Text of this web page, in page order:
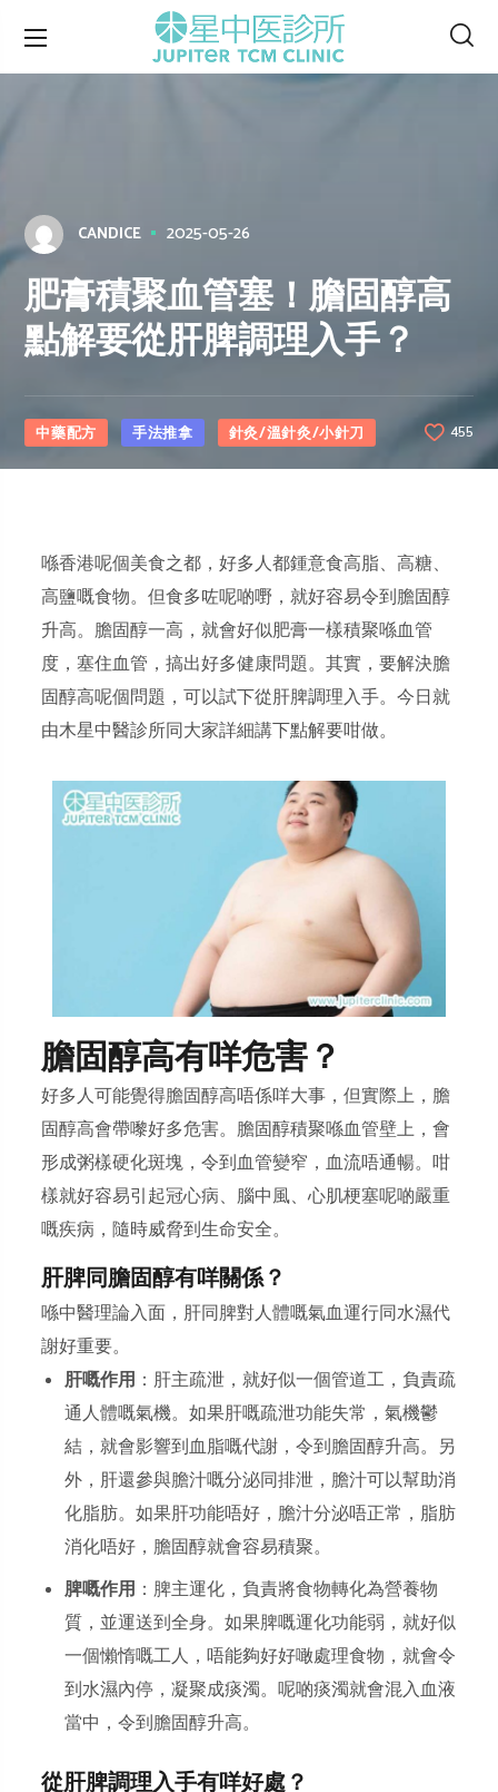
CANDICE 2025-05-26
肥膏積聚血管塞！膽固醇高
點解要從肝脾調理入手？
中藥配方 手法推拿 針灸/溫針灸/小針刀 455
喺香港呢個美食之都，好多人都鍾意食高脂、高糖、
高鹽嘅食物。但食多咗呢啲嘢，就好容易令到膽固醇
升高。膽固醇一高，就會好似肥膏一樣積聚喺血管
度，塞住血管，搞出好多健康問題。其實，要解決膽
固醇高呢個問題，可以試下從肝脾調理入手。今日就
由木星中醫診所同大家詳細講下點解要咁做。
膽固醇高有咩危害？
好多人可能覺得膽固醇高唔係咩大事，但實際上，膽
固醇高會帶嚟好多危害。膽固醇積聚喺血管壁上，會
形成粥樣硬化斑塊，令到血管變窄，血流唔通暢。咁
樣就好容易引起冠心病、腦中風、心肌梗塞呢啲嚴重
嘅疾病，隨時威脅到生命安全。
肝脾同膽固醇有咩關係？
喺中醫理論入面，肝同脾對人體嘅氣血運行同水濕代
謝好重要。
肝嘅作用 ：肝主疏泄，就好似一個管道工，負責疏
通人體嘅氣機。如果肝嘅疏泄功能失常，氣機鬱
結，就會影響到血脂嘅代謝，令到膽固醇升高。另
外，肝還參與膽汁嘅分泌同排泄，膽汁可以幫助消
化脂肪。如果肝功能唔好，膽汁分泌唔正常，脂肪
消化唔好，膽固醇就會容易積聚。
脾嘅作用 ：脾主運化，負責將食物轉化為營養物
質，並運送到全身。如果脾嘅運化功能弱，就好似
一個懶惰嘅工人，唔能夠好好噉處理食物，就會令
到水濕內停，凝聚成痰濁。呢啲痰濁就會混入血液
當中，令到膽固醇升高。
從肝脾調理入手有咩好處？